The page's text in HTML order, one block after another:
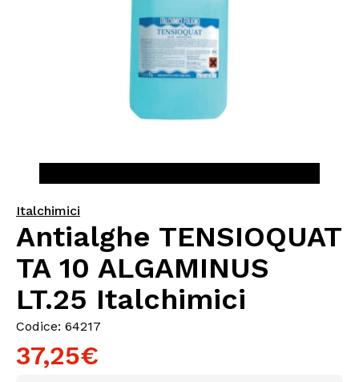
Italchimici
Antialghe TENSIOQUAT
TA 10 ALGAMINUS
LT.25 Italchimici
Codice: 64217
37,25€